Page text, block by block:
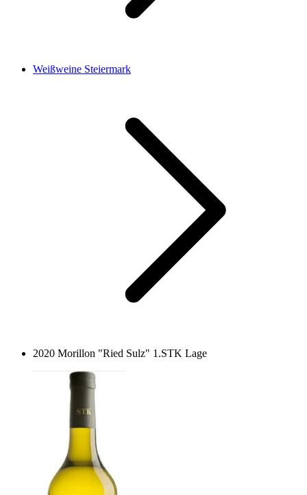
Weißweine Steiermark
2020 Morillon "Ried Sulz" 1.STK Lage